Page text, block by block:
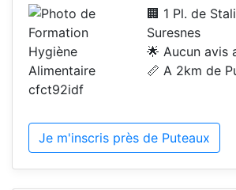
🏢 1 Pl. de
Suresnes
🌟 Aucun avis
📏 A 2km de
Je m'inscris près de Puteaux